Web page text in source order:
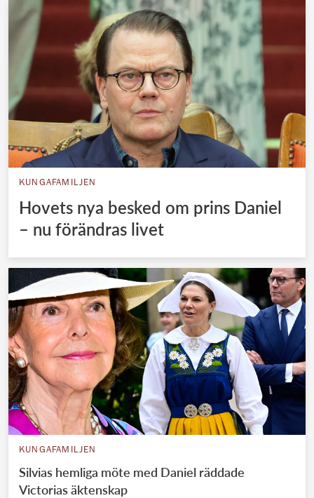
KUNGAFAMILJEN
Hovets nya besked om prins Daniel
– nu förändras livet
KUNGAFAMILJEN
Silvias hemliga möte med Daniel räddade
Victorias äktenskap